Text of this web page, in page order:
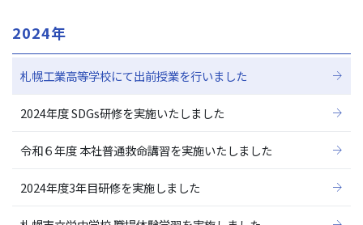
2024年
札幌工業高等学校にて出前授業を行いました
2024年度 SDGs研修を実施いたしました
令和６年度 本社普通救命講習を実施いたしました
2024年度3年目研修を実施しました